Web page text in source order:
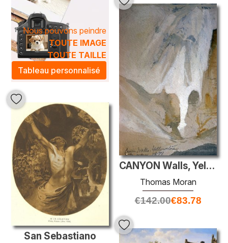
Nous pouvons peindre
TOUTE IMAGE
TOUTE TAILLE
Tableau personnalisé
CANYON Walls, Yellowstone (croquis)
Thomas Moran
€142.00€83.78
San Sebastiano